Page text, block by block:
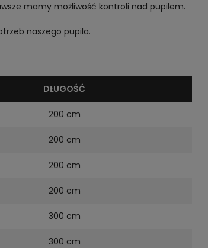
mamy możliwość kontroli nad pupilem.
naszego pupila.
DŁUGOŚĆ
200 cm
200 cm
200 cm
200 cm
300 cm
300 cm